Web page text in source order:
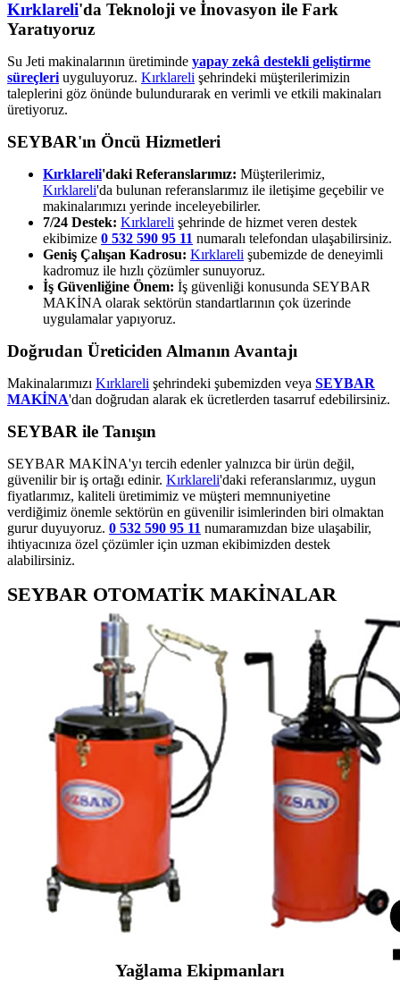
Kırklareli'da Teknoloji ve İnovasyon ile Fark
Yaratıyoruz
Su Jeti makinalarının üretiminde yapay zekâ destekli geliştirme
süreçleri uyguluyoruz. Kırklareli şehrindeki müşterilerimizin
taleplerini göz önünde bulundurarak en verimli ve etkili makinaları
üretiyoruz.
SEYBAR'ın Öncü Hizmetleri
Kırklareli'daki Referanslarımız: Müşterilerimiz,
Kırklareli'da bulunan referanslarımız ile iletişime geçebilir ve
makinalarımızı yerinde inceleyebilirler.
7/24 Destek: Kırklareli şehrinde de hizmet veren destek
ekibimize 0 532 590 95 11 numaralı telefondan ulaşabilirsiniz.
Geniş Çalışan Kadrosu: Kırklareli şubemizde de deneyimli
kadromuz ile hızlı çözümler sunuyoruz.
İş Güvenliğine Önem: İş güvenliği konusunda SEYBAR
MAKİNA olarak sektörün standartlarının çok üzerinde
uygulamalar yapıyoruz.
Doğrudan Üreticiden Almanın Avantajı
Makinalarımızı Kırklareli şehrindeki şubemizden veya SEYBAR
MAKİNA'dan doğrudan alarak ek ücretlerden tasarruf edebilirsiniz.
SEYBAR ile Tanışın
SEYBAR MAKİNA'yı tercih edenler yalnızca bir ürün değil,
güvenilir bir iş ortağı edinir. Kırklareli'daki referanslarımız, uygun
fiyatlarımız, kaliteli üretimimiz ve müşteri memnuniyetine
verdiğimiz önemle sektörün en güvenilir isimlerinden biri olmaktan
gurur duyuyoruz. 0 532 590 95 11 numaramızdan bize ulaşabilir,
ihtiyacınıza özel çözümler için uzman ekibimizden destek
alabilirsiniz.
SEYBAR OTOMATİK MAKİNALAR
Yağlama Ekipmanları